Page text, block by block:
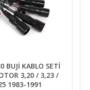
BUJİ KABLO SETİ
3,20 / 3,23 /
1983-1991